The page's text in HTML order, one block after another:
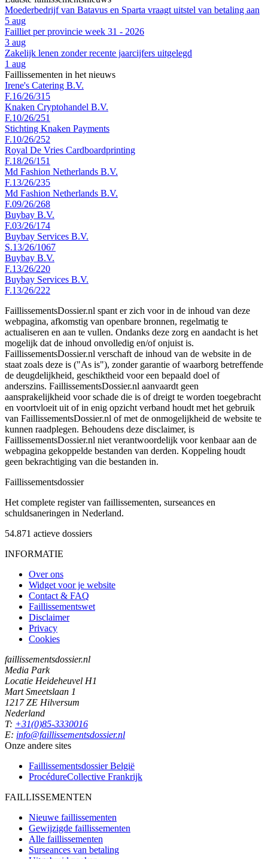
Moederbedrijf van Batavus en Sparta vraagt uitstel van betaling aan
5 aug
Failliet per provincie week 31 - 2026
3 aug
Zakelijk lenen zonder recente jaarcijfers uitgelegd
1 aug
Faillissementen in het nieuws
Irene's Catering B.V.
F.16/26/315
Knaken Cryptohandel B.V.
F.10/26/251
Stichting Knaken Payments
F.10/26/252
Royal De Vries Cardboardprinting
F.18/26/151
Md Fashion Netherlands B.V.
F.13/26/235
Md Fashion Netherlands B.V.
F.09/26/268
Buybay B.V.
F.03/26/174
Buybay Services B.V.
S.13/26/1067
Buybay B.V.
F.13/26/220
Buybay Services B.V.
F.13/26/222
FaillissementsDossier.nl spant er zich voor in de inhoud van deze
webpagina, afkomstig van openbare bronnen, regelmatig te
actualiseren en aan te vullen. Ondanks deze zorg en aandacht is het
mogelijk dat de inhoud onvolledig en/of onjuist is.
FaillissementsDossier.nl verschaft de inhoud van de website in de
staat zoals deze is ("As is"), zonder garantie of waarborg betreffende
de deugdelijkheid, geschiktheid voor een bepaald doel of
anderszins. FaillissementsDossier.nl aanvaardt geen
aansprakelijkheid voor schade die is of dreigt te worden toegebracht
en voortvloeit uit of in enig opzicht verband houdt met het gebruik
van FaillissementsDossier.nl of met de onmogelijkheid de website te
kunnen raadplegen. Behoudens deze disclaimer, is
FaillissementsDossier.nl niet verantwoordelijk voor kenbaar aan de
webpagina gekoppelde bestanden van derden. Koppeling houdt
geen bekrachtiging van die bestanden in.
Faillissementsdossier
Het complete register van faillissementen, surseances en
schuldsaneringen in Nederland.
54.871 actieve dossiers
INFORMATIE
Over ons
Widget voor je website
Contact & FAQ
Faillissementswet
Disclaimer
Privacy
Cookies
faillissementsdossier.nl
Media Park
Locatie Heideheuvel H1
Mart Smeetslaan 1
1217 ZE Hilversum
Nederland
T: +31(0)85-3330016
E: info@faillissementsdossier.nl
Onze andere sites
Faillissementsdossier België
ProcédureCollective Frankrijk
FAILLISSEMENTEN
Nieuwe faillissementen
Gewijzigde faillissementen
Alle faillissementen
Surseances van betaling